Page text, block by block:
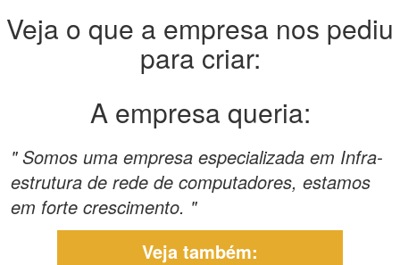
Veja o que a empresa nos pediu
para criar:
A empresa queria:
" Somos uma empresa especializada em Infra-
estrutura de rede de computadores, estamos
em forte crescimento. "
Veja também: